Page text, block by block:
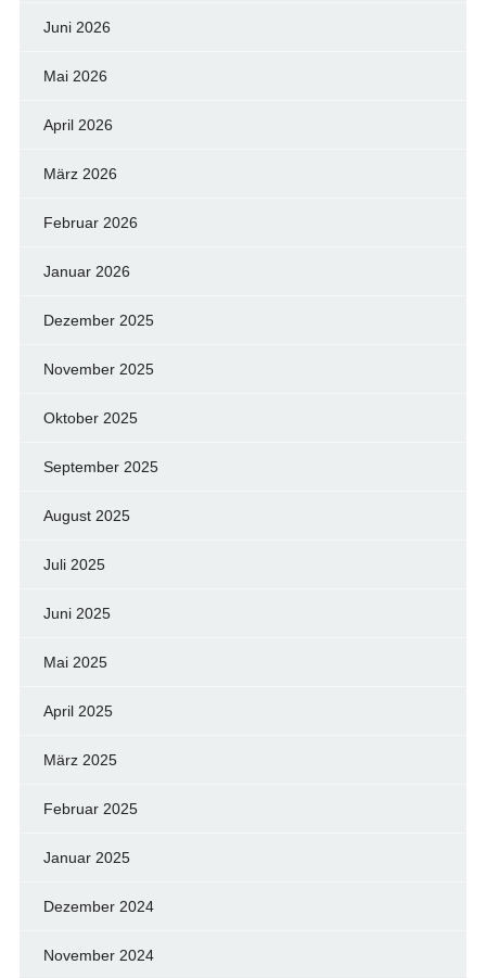
Juni 2026
Mai 2026
April 2026
März 2026
Februar 2026
Januar 2026
Dezember 2025
November 2025
Oktober 2025
September 2025
August 2025
Juli 2025
Juni 2025
Mai 2025
April 2025
März 2025
Februar 2025
Januar 2025
Dezember 2024
November 2024